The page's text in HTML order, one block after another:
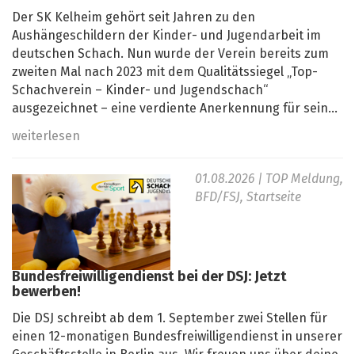
Der SK Kelheim gehört seit Jahren zu den
Aushängeschildern der Kinder- und Jugendarbeit im
deutschen Schach. Nun wurde der Verein bereits zum
zweiten Mal nach 2023 mit dem Qualitätssiegel „Top-
Schachverein – Kinder- und Jugendschach“
ausgezeichnet – eine verdiente Anerkennung für sein...
weiterlesen
01.08.2026 | TOP Meldung,
BFD/FSJ, Startseite
Bundesfreiwilligendienst bei der DSJ: Jetzt
bewerben!
Die DSJ schreibt ab dem 1. September zwei Stellen für
einen 12-monatigen Bundesfreiwilligendienst in unserer